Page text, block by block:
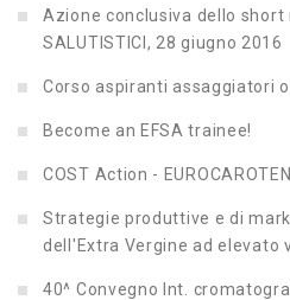
Azione conclusiva dello short
SALUTISTICI, 28 giugno 2016
Corso aspiranti assaggiatori
Become an EFSA trainee!
COST Action - EUROCAROTEN
Strategie produttive e di
dell'Extra Vergine ad elevato
40^ Convegno Int.